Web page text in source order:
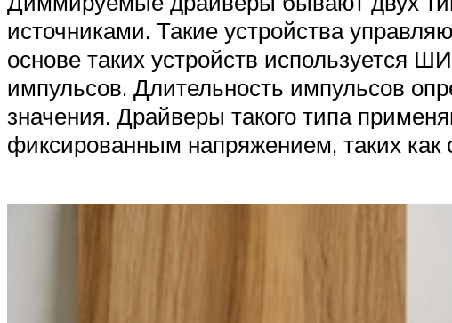
источниками. Такие устройства
основе таких устройств используется
импульсов. Длительность импульсов
значения. Драйверы такого типа
фиксированным напряжением, таких